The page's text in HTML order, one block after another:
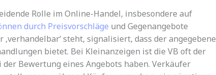
Rolle im Online-Handel, insbesondere auf
durch Preisvorschläge und Gegenangebote
steht, signalisiert, dass der angegebene
bietet. Bei Kleinanzeigen ist die VB oft der
Bewertung eines Angebots haben. Verkäufer